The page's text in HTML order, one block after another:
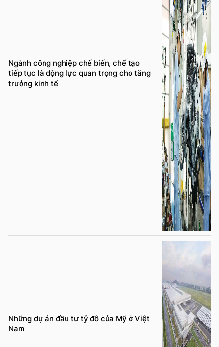
Ngành công nghiệp chế biến, chế tạo
tiếp tục là động lực quan trọng cho tăng
trưởng kinh tế
Những dự án đầu tư tỷ đô của Mỹ ở Việt
Nam